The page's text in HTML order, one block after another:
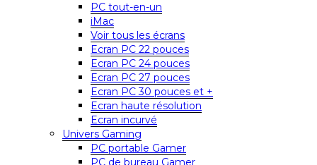
PC tout-en-un
iMac
Voir tous les écrans
Ecran PC 22 pouces
Ecran PC 24 pouces
Ecran PC 27 pouces
Ecran PC 30 pouces et +
Ecran haute résolution
Ecran incurvé
Univers Gaming
PC portable Gamer
PC de bureau Gamer